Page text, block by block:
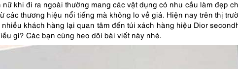
khi đi ra ngoài thường mang các vật dụng có nhu cầu làm đẹp
các thương hiệu nổi tiếng mà không lo về giá. Hiện nay trên thị
khách hàng lại quan tâm đến túi xách hàng hiệu Dior
gì? Các bạn cùng heo dõi bài viết này nhé.